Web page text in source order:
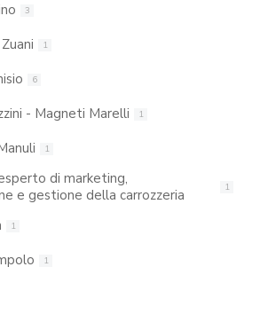
3
1
6
- Magneti Marelli 1
1
di marketing,
e gestione della carrozzeria
1
1
1